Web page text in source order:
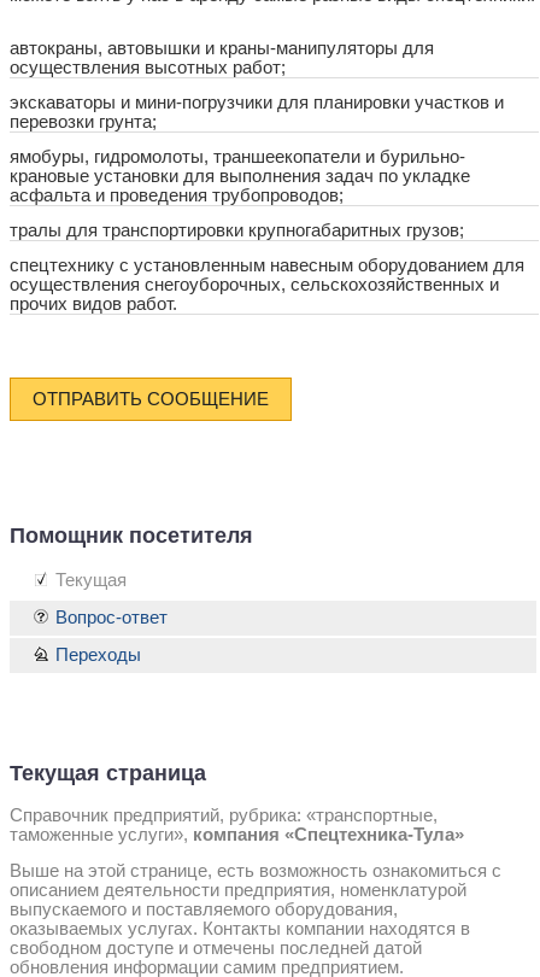
автокраны, автовышки и краны-манипуляторы для
осуществления высотных работ;
экскаваторы и мини-погрузчики для планировки участков и
перевозки грунта;
ямобуры, гидромолоты, траншеекопатели и бурильно-
крановые установки для выполнения задач по укладке
асфальта и проведения трубопроводов;
тралы для транспортировки крупногабаритных грузов;
спецтехнику с установленным навесным оборудованием для
осуществления снегоуборочных, сельскохозяйственных и
прочих видов работ.
ОТПРАВИТЬ СООБЩЕНИЕ
Помощник посетителя
Текущая
Текущая страница
Справочник предприятий, рубрика: «транспортные,
таможенные услуги», компания «Спецтехника-Тула»
Выше на этой странице, есть возможность ознакомиться с
описанием деятельности предприятия, номенклатурой
выпускаемого и поставляемого оборудования,
оказываемых услугах. Контакты компании находятся в
свободном доступе и отмечены последней датой
обновления информации самим предприятием.
Вопрос-ответ
Переходы